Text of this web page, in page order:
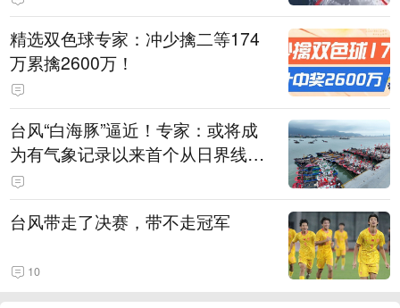
精选双色球专家：冲少擒二等174
万累擒2600万！
台风“白海豚”逼近！专家：或将成
为有气象记录以来首个从日界线附
近生成、以热带风暴级以上强度登
陆我国的台风
台风带走了决赛，带不走冠军
10